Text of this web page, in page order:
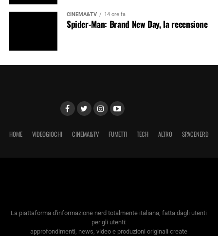
CINEMA&TV 14 ore fa
Spider-Man: Brand New Day, la recensione
HOME VIDEOGIOCHI CINEMA&TV FUMETTI TECH ALTRO SPACENERD
La piattaforma d'informazione nerd totalmente italiana, fatta dagli utenti
per gli utenti:
approfondimenti, news, video e produzioni originali create